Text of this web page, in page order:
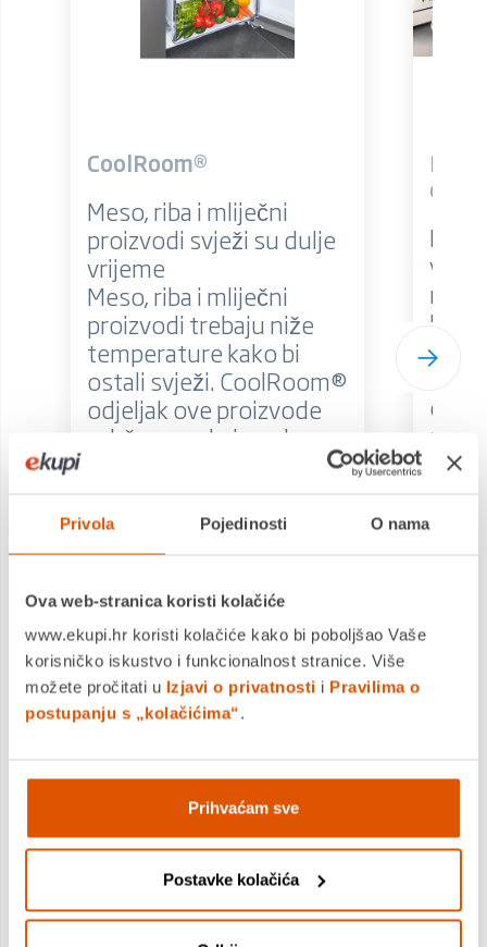
Privola Pojedinosti O nama
Ova web-stranica koristi kolačiće
www.ekupi.hr koristi kolačiće kako bi poboljšao Vaše
korisničko iskustvo i funkcionalnost stranice. Više
možete pročitati u Izjavi o privatnosti i Pravilima o
postupanju s „kolačićima“.
Prihvaćam sve
Postavke kolačića
CoolRoom®
Meso, riba i mliječni
proizvodi svježi su dulje
vrijeme
Meso, riba i mliječni
proizvodi trebaju niže
temperature kako bi
ostali svježi. CoolRoom®
odjeljak ove proizvode
održava malo iznad
temperature smrzavanja
vlažnost. Tako hrana
ostaje svježa i puna
dvostruko dulje.
se
u